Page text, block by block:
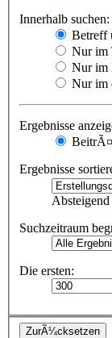
Innerhalb suchen:
Betreff
Nur im
Nur im
Nur im
Ergebnisse
Ergebnisse
Absteigend
Suchzeitraum
Die ersten: